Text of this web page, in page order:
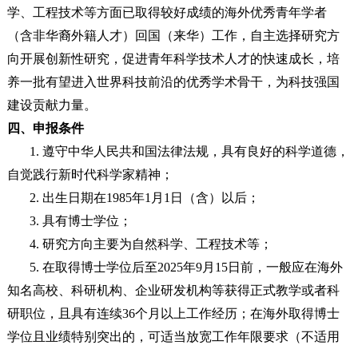
学、工程技术等方面已取得较好成绩的海外优秀青年学者
（含非华裔外籍人才）回国（来华）工作，自主选择研究方
向开展创新性研究，促进青年科学技术人才的快速成长，培
养一批有望进入世界科技前沿的优秀学术骨干，为科技强国
建设贡献力量。
四、申报条件
1. 遵守中华人民共和国法律法规，具有良好的科学道德，
自觉践行新时代科学家精神；
2. 出生日期在1985年1月1日（含）以后；
3. 具有博士学位；
4. 研究方向主要为自然科学、工程技术等；
5. 在取得博士学位后至2025年9月15日前，一般应在海外
知名高校、科研机构、企业研发机构等获得正式教学或者科
研职位，且具有连续36个月以上工作经历；在海外取得博士
学位且业绩特别突出的，可适当放宽工作年限要求（不适用